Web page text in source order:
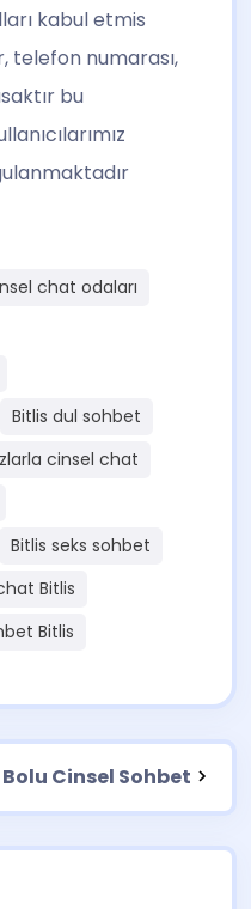
kabul etmis
telefon numarası,
bu
chat odaları
Bitlis dul sohbet
cinsel chat
Bitlis seks sohbet
Bitlis
Bitlis
Bolu Cinsel Sohbet